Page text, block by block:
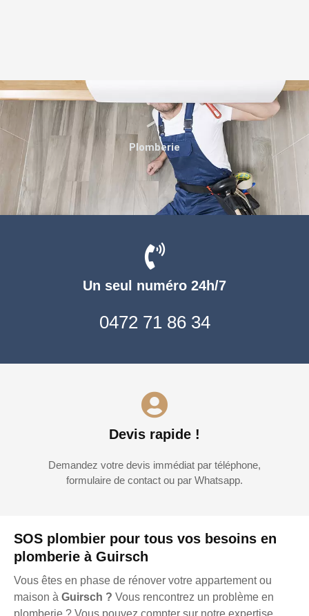
SOS plombier pour tous vos besoins en
plomberie à Guirsch
Vous êtes en phase de rénover votre appartement ou
maison à Guirsch ? Vous rencontrez un problème en
Un seul numéro 24h/7
0472 71 86 34
Devis rapide !
Demandez votre devis immédiat par téléphone,
formulaire de contact ou par Whatsapp.
Plomberie